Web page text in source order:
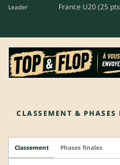
Leader France U20 (25
CLASSEMENT & PHASES
Classement Phases finales